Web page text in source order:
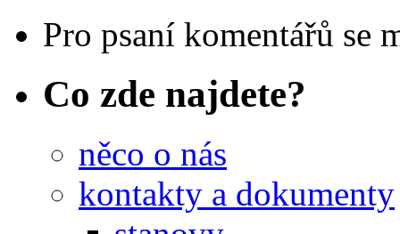
Pro psaní komentářů se
Co zde najdete?
něco o nás
kontakty a dokumenty